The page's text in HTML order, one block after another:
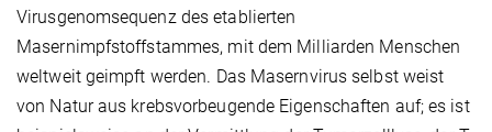
Virusgenomsequenz des etablierten
Masernimpfstoffstammes, mit dem Milliarden Menschen
weltweit geimpft werden. Das Masernvirus selbst weist
von Natur aus krebsvorbeugende Eigenschaften auf; es ist